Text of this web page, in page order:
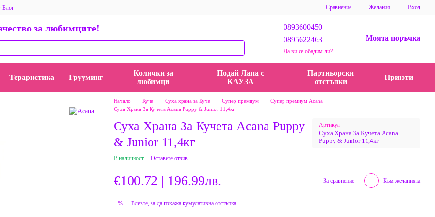
Блог
истории и идеи
AppStore BauMauZoo iOS приложение
Сравнение Желания Вход
за любимците!
0893600450
0895622463
Да ви се обадим ли?
Моята поръчка
Тераристика Грууминг
Колички за
любимци
Подай Лапа с
КАУЗА
Партньорски
отстъпки
Приюти
Начало Куче Суха храна за Куче Супер премиум
Супер премиум Acana
Суха Храна За Кучета Acana Puppy & Junior 11,4кг
Суха Храна За Кучета Acana Puppy
& Junior 11,4кг
Артикул
Суха Храна За Кучета Acana
Puppy & Junior 11,4кг
В наличност Оставете отзив
€100.72 | 196.99лв. За сравнение Към желанията
% Влезте , за да покажа кумулативна отстъпка